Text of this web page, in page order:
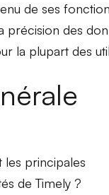
de ses
précision des
la plupart des
les principales
de Timely ?